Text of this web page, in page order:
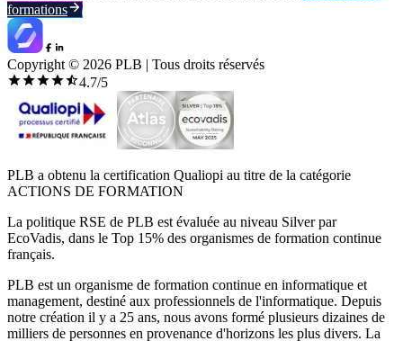
formations
Copyright © 2026 PLB | Tous droits réservés
4.7/5
PLB a obtenu la certification Qualiopi au titre de la catégorie
ACTIONS DE FORMATION
La politique RSE de PLB est évaluée au niveau Silver par
EcoVadis, dans le Top 15% des organismes de formation continue
français.
PLB est un organisme de formation continue en informatique et
management, destiné aux professionnels de l'informatique. Depuis
notre création il y a 25 ans, nous avons formé plusieurs dizaines de
milliers de personnes en provenance d'horizons les plus divers. La